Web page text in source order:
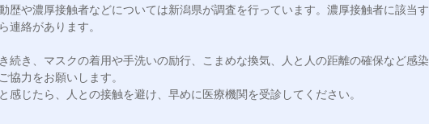
歴や濃厚接触者などについては新潟県が調査を行っています。濃厚接触者に該当す
連絡があります。
続き、マスクの着用や手洗いの励行、こまめな換気、人と人の距離の確保など感染
協力をお願いします。
感じたら、人との接触を避け、早めに医療機関を受診してください。